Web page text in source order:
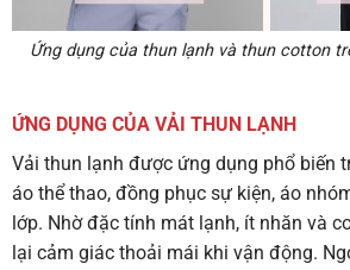
Ứng dụng của thun lạnh và thun cotton
ỨNG DỤNG CỦA VẢI THUN LẠNH
Vải thun lạnh được ứng dụng phổ biến
áo thể thao, đồng phục sự kiện, áo
lớp. Nhờ đặc tính mát lạnh, ít nhăn và
lại cảm giác thoải mái khi vận động.